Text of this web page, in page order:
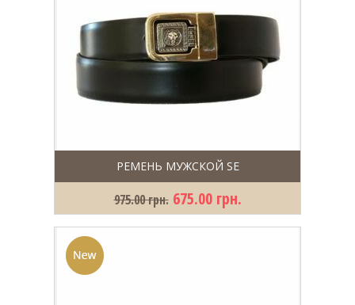
РЕМЕНЬ МУЖСКОЙ SE
975.00 грн. 675.00 грн.